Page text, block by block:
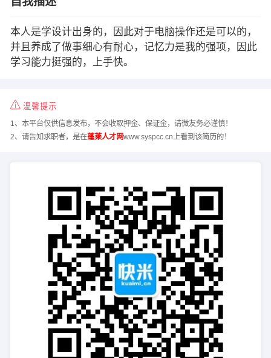
本人是学设计出身的，因此对于电脑操作还是可以的，
并且养成了做事细心有耐心，记忆力是我的强项，因此
学习能力挺强的，上手快。
温馨提示
1、本平台仅供信息发布，不会收取押金、保证金，请微友务必谨慎！
2、请告知求职者，是在蓬莱人才网www.syspcc.cn上看到该简历的！